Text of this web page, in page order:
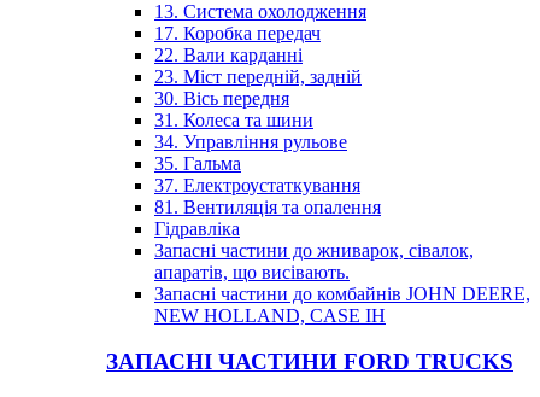
13. Система охолодження
17. Коробка передач
22. Вали карданні
23. Міст передній, задній
30. Вісь передня
31. Колеса та шини
34. Управління рульове
35. Гальма
37. Електроустаткування
81. Вентиляція та опалення
Гідравліка
Запасні частини до жниварок, сівалок,
апаратів, що висівають.
Запасні частини до комбайнів JOHN DEERE,
NEW HOLLAND, CASE IH
ЗАПАСНІ ЧАСТИНИ FORD TRUCKS